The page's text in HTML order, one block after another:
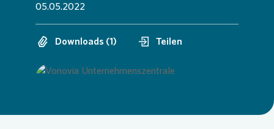
Investoren
05.05.2022
Downloads (1) Teilen
Loading...